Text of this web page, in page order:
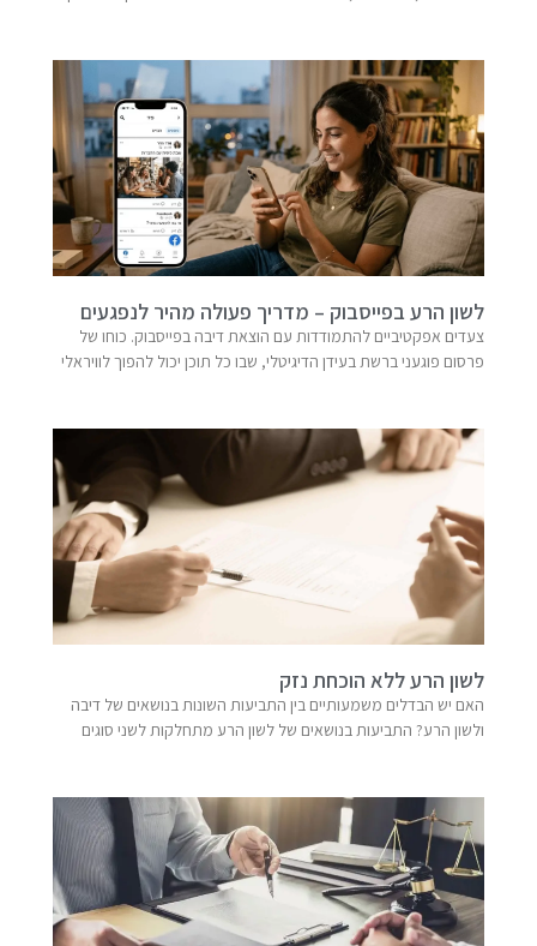
לשון הרע בפייסבוק – מדריך פעולה מהיר לנפגעים
צעדים אפקטיביים להתמודדות עם הוצאת דיבה בפייסבוק. כוחו של
פרסום פוגעני ברשת בעידן הדיגיטלי, שבו כל תוכן יכול להפוך לוויראלי
לשון הרע ללא הוכחת נזק
האם יש הבדלים משמעותיים בין התביעות השונות בנושאים של דיבה
ולשון הרע? התביעות בנושאים של לשון הרע מתחלקות לשני סוגים